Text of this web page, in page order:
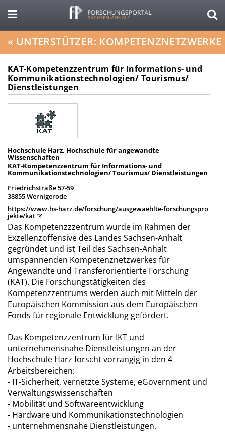
« UNTERSTÜTZER: KOMPETENZNETZWERKE
KAT-Kompetenzzentrum für Informations- und
Kommunikationstechnologien/ Tourismus/
Dienstleistungen
Hochschule Harz, Hochschule für angewandte
Wissenschaften
KAT-Kompetenzzentrum für Informations- und
Kommunikationstechnologien/ Tourismus/ Dienstleistungen
Friedrichstraße 57-59
38855 Wernigerode
https://www.hs-harz.de/forschung/ausgewaehlte-forschungspro
jekte/kat
Das Kompetenzzzentrum wurde im Rahmen der
Exzellenzoffensive des Landes Sachsen-Anhalt
gegründet und ist Teil des Sachsen-Anhalt
umspannenden Kompetenznetzwerkes für
Angewandte und Transferorientierte Forschung
(KAT). Die Forschungstätigkeiten des
Kompetenzzentrums werden auch mit Mitteln der
Europäischen Kommission aus dem Europäischen
Fonds für regionale Entwicklung gefördert.
Das Kompetenzzentrum für IKT und
unternehmensnahe Dienstleistungen an der
Hochschule Harz forscht vorrangig in den 4
Arbeitsbereichen:
- IT-Sicherheit, vernetzte Systeme, eGovernment und
Verwaltungswissenschaften
- Mobilität und Softwareentwicklung
- Hardware und Kommunikationstechnologien
- unternehmensnahe Dienstleistungen.